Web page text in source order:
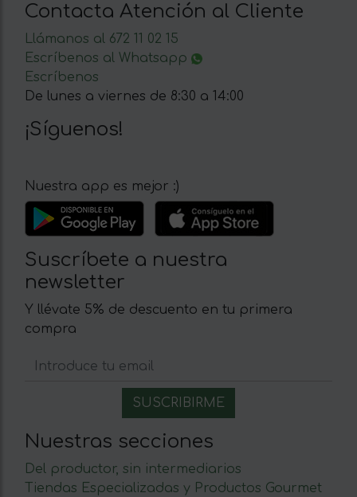
Contacta Atención al Cliente
Llámanos al 672 11 02 15
Escríbenos al Whatsapp
Escríbenos
De lunes a viernes de 8:30 a 14:00
¡Síguenos!
Nuestra app es mejor :)
Suscríbete a nuestra
newsletter
Y llévate 5% de descuento en tu primera
compra
Nuestras secciones
Del productor, sin intermediarios
Tiendas Especializadas y Productos Gourmet